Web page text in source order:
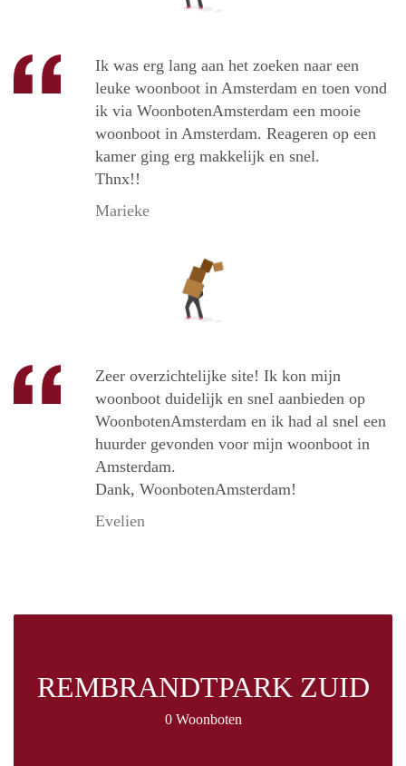
Ik was erg lang aan het zoeken naar een
leuke woonboot in Amsterdam en toen vond
ik via WoonbotenAmsterdam een mooie
woonboot in Amsterdam. Reageren op een
kamer ging erg makkelijk en snel.
Thnx!!
Marieke
Zeer overzichtelijke site! Ik kon mijn
woonboot duidelijk en snel aanbieden op
WoonbotenAmsterdam en ik had al snel een
huurder gevonden voor mijn woonboot in
Amsterdam.
Dank, WoonbotenAmsterdam!
Evelien
REMBRANDTPARK ZUID
0 Woonboten